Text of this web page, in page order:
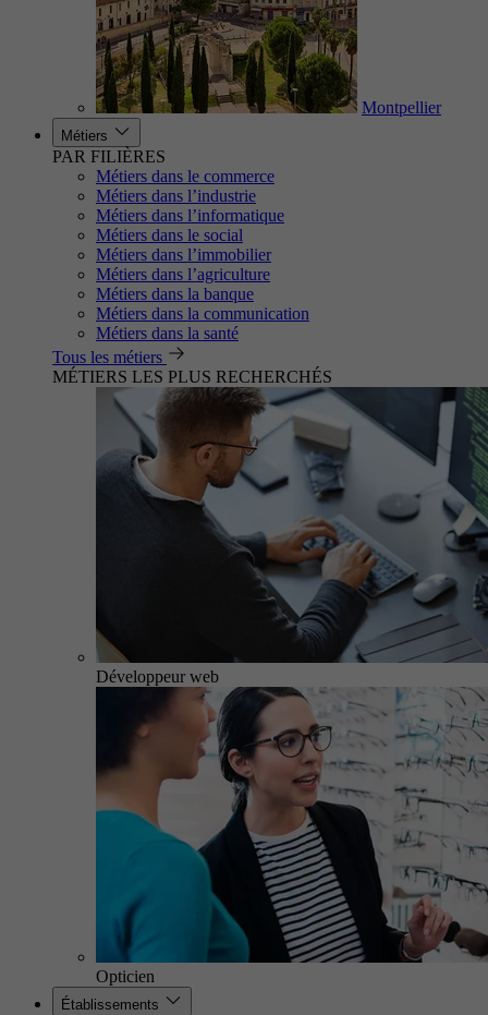
Montpellier
Métiers
PAR FILIÈRES
Métiers dans le commerce
Métiers dans l’industrie
Métiers dans l’informatique
Métiers dans le social
Métiers dans l’immobilier
Métiers dans l’agriculture
Métiers dans la banque
Métiers dans la communication
Métiers dans la santé
Tous les métiers
MÉTIERS LES PLUS RECHERCHÉS
Développeur web
Opticien
Établissements